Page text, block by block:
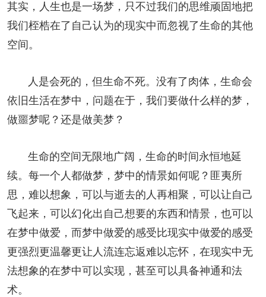
其实，人生也是一场梦，只不过我们的思维顽固地把
我们桎梏在了自己认为的现实中而忽视了生命的其他
空间。
人是会死的，但生命不死。没有了肉体，生命会
依旧生活在梦中，问题在于，我们要做什么样的梦，
做噩梦呢？还是做美梦？
生命的空间无限地广阔，生命的时间永恒地延
续。每一个人都做梦，梦中的情景如何呢？匪夷所
思，难以想象，可以与逝去的人再相聚，可以让自己
飞起来，可以幻化出自己想要的东西和情景，也可以
在梦中做爱，而梦中做爱的感受比现实中做爱的感受
更强烈更温馨更让人流连忘返难以忘怀，在现实中无
法想象的在梦中可以实现，甚至可以具备神通和法
术。